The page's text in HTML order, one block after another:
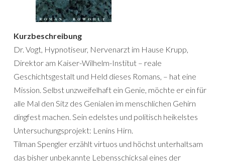
Kurzbeschreibung
Dr. Vogt, Hypnotiseur, Nervenarzt im Hause Krupp,
Direktor am Kaiser-Wilhelm-Institut – reale
Geschichtsgestalt und Held dieses Romans, – hat eine
Mission. Selbst unzweifelhaft ein Genie, möchte er ein für
alle Mal den Sitz des Genialen im menschlichen Gehirn
dingfest machen. Sein edelstes und politisch heikelstes
Untersuchungsprojekt: Lenins Hirn.
Tilman Spengler erzählt virtuos und höchst unterhaltsam
das bisher unbekannte Lebensschicksal eines der